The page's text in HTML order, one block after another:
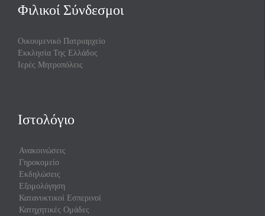
Φιλικοί Σύνδεσμοι
Οικουμενικό Πατριαρχείο
Εκκλησία Της Ελλάδος
Ιερές Μητροπόλεις
Ιστολόγιο
Ανακοινώσεις
Γηροκομείο
Εκδηλώσεις
Εξομολόγηση
Κατανυκτικοί Εσπερινοί
Κατηχητικές Ομάδες